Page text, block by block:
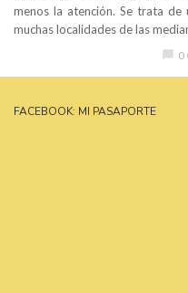
menos la atención. Se trata
muchas localidades de las
chat_bubble 0
FACEBOOK: MI PASAPORTE